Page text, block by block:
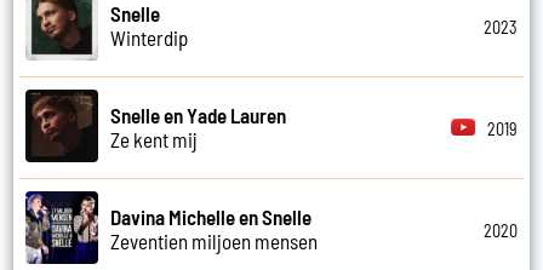
Snelle
Winterdip
2023
Snelle en Yade Lauren
Ze kent mij
2019
Davina Michelle en Snelle
Zeventien miljoen mensen
2020